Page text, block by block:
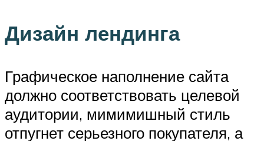
Дизайн лендинга
Графическое наполнение сайта
должно соответствовать целевой
аудитории, мимимишный стиль
отпугнет серьезного покупателя, а